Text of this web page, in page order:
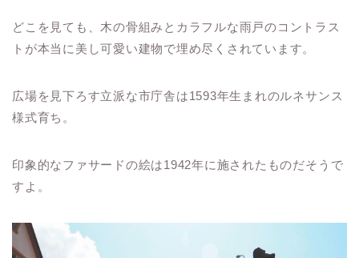
どこを見ても、木の骨組みとカラフルな雨戸のコントラス
トが本当に美し可愛い建物で埋め尽くされています。
広場を見下ろす立派な市庁舎は1593年生まれのルネサンス
様式育ち。
印象的なファサードの絵は1942年に施されたものだそうで
すよ。